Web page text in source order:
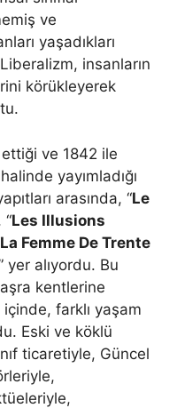
ve
yaşadıkları
insanların
körükleyerek
ettiği ve 1842 ile
yayımladığı
arasında, “Le
“Les Illusions
La Femme De Trente
yer alıyordu. Bu
kentlerine
farklı yaşam
Eski ve köklü
ticaretiyle, Güncel